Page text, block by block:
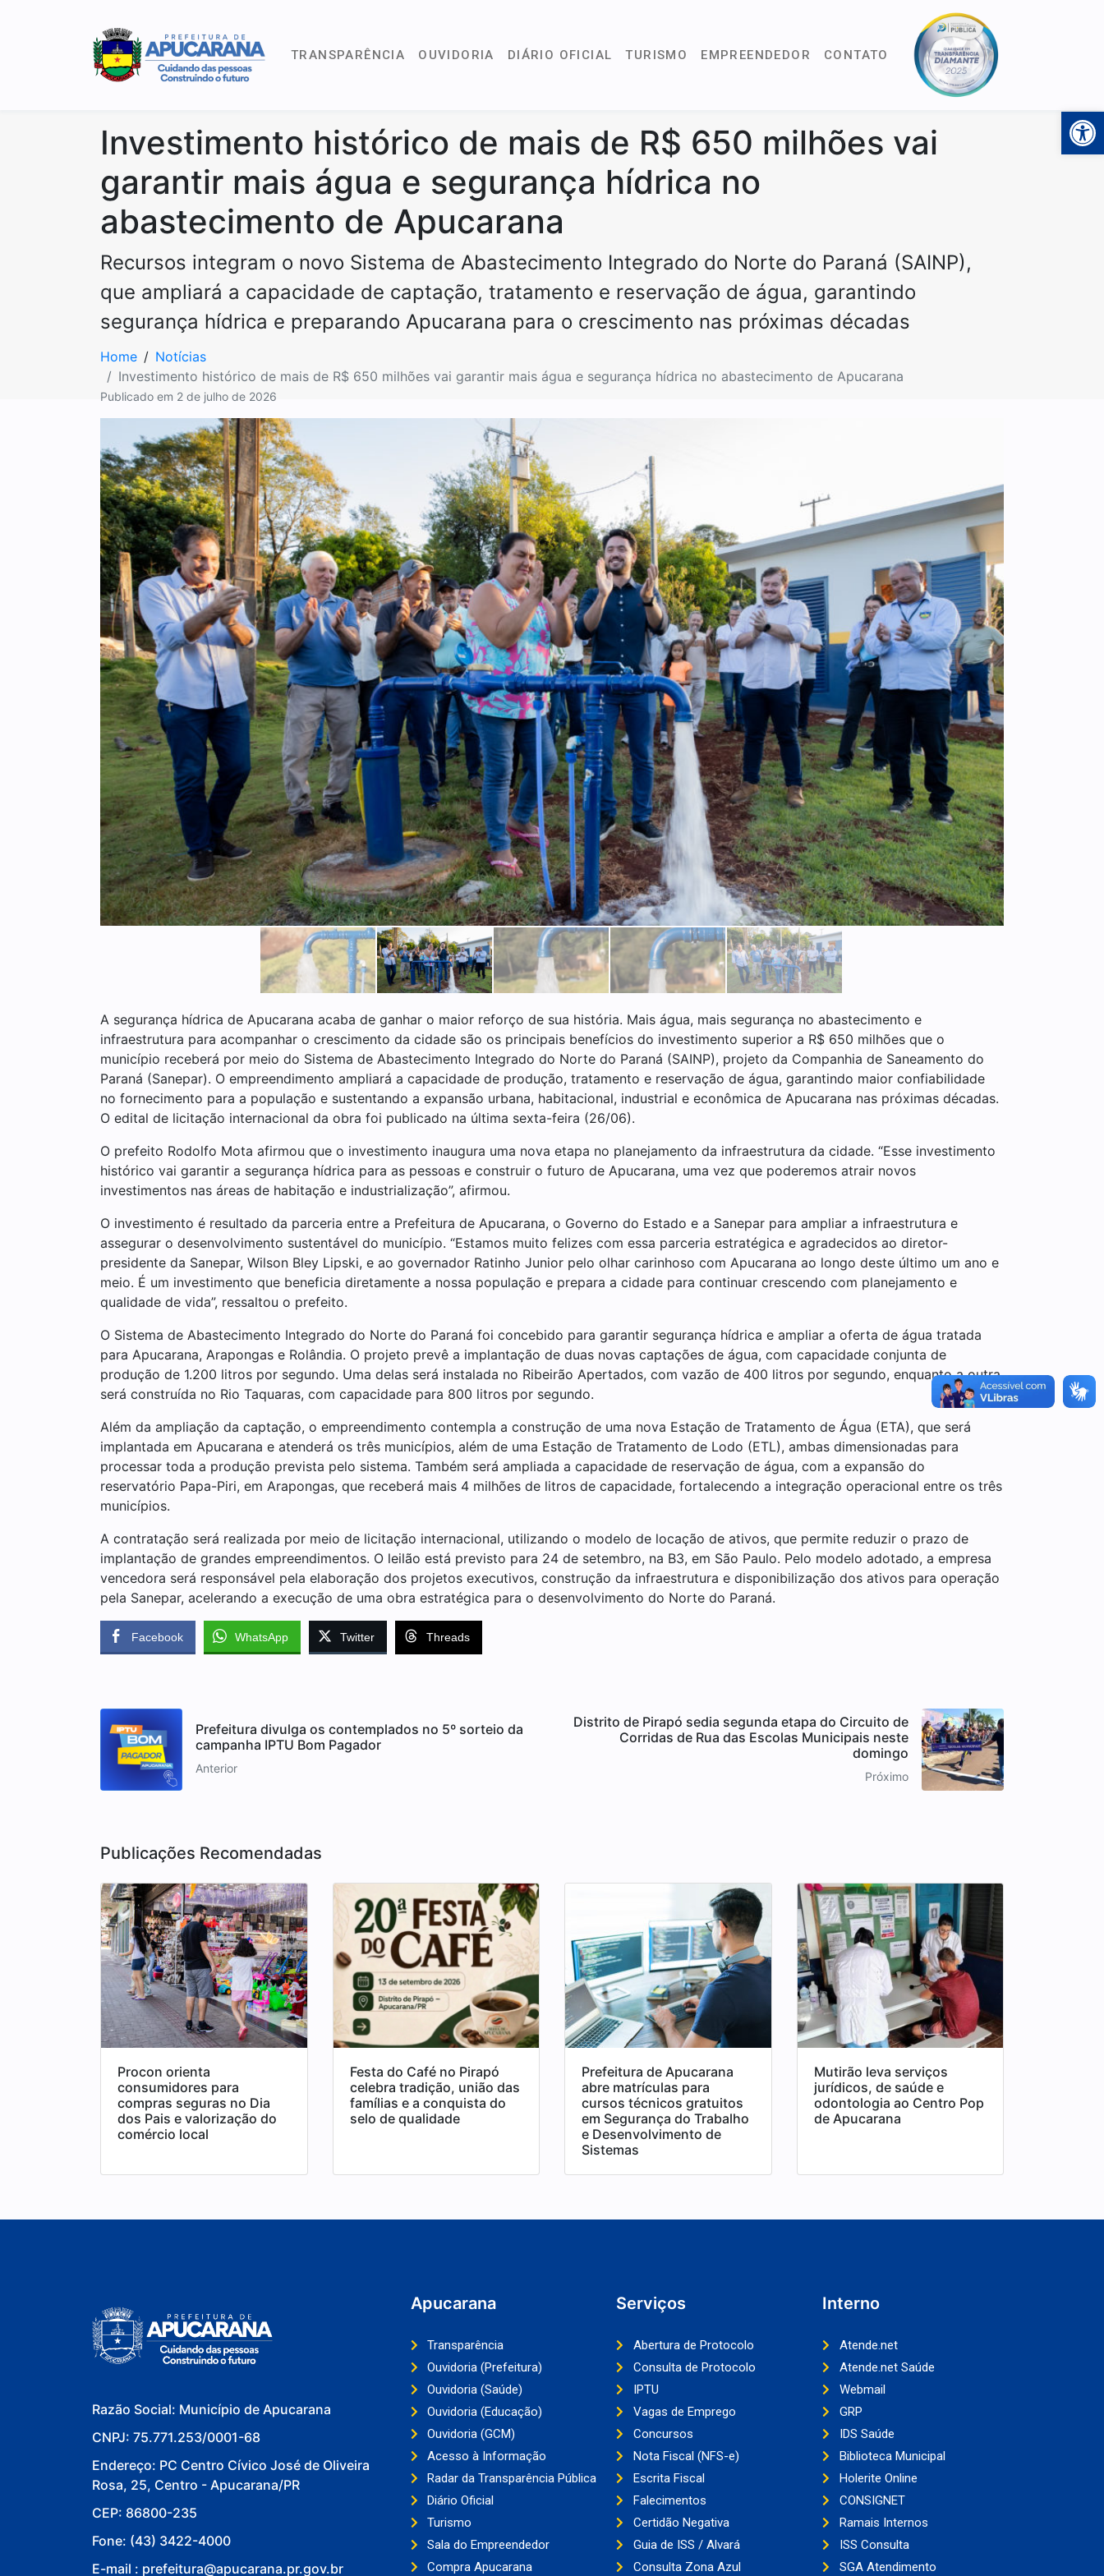
TRANSPARÊNCIA OUVIDORIA DIÁRIO OFICIAL TURISMO EMPREENDEDOR CONTATO
Investimento histórico de mais de R$ 650 milhões vai
garantir mais água e segurança hídrica no
abastecimento de Apucarana
Recursos integram o novo Sistema de Abastecimento Integrado do Norte do Paraná (SAINP),
que ampliará a capacidade de captação, tratamento e reservação de água, garantindo
segurança hídrica e preparando Apucarana para o crescimento nas próximas décadas
Home
Notícias
Investimento histórico de mais de R$ 650 milhões vai garantir mais água e segurança hídrica no abastecimento de Apucarana
Publicado em 2 de julho de 2026
A segurança hídrica de Apucarana acaba de ganhar o maior reforço de sua história. Mais água, mais segurança no abastecimento e
infraestrutura para acompanhar o crescimento da cidade são os principais benefícios do investimento superior a R$ 650 milhões que o
município receberá por meio do Sistema de Abastecimento Integrado do Norte do Paraná (SAINP), projeto da Companhia de Saneamento do
Paraná (Sanepar). O empreendimento ampliará a capacidade de produção, tratamento e reservação de água, garantindo maior confiabilidade
no fornecimento para a população e sustentando a expansão urbana, habitacional, industrial e econômica de Apucarana nas próximas décadas.
O edital de licitação internacional da obra foi publicado na última sexta-feira (26/06).
O prefeito Rodolfo Mota afirmou que o investimento inaugura uma nova etapa no planejamento da infraestrutura da cidade. “Esse investimento
histórico vai garantir a segurança hídrica para as pessoas e construir o futuro de Apucarana, uma vez que poderemos atrair novos
investimentos nas áreas de habitação e industrialização”, afirmou.
O investimento é resultado da parceria entre a Prefeitura de Apucarana, o Governo do Estado e a Sanepar para ampliar a infraestrutura e
assegurar o desenvolvimento sustentável do município. “Estamos muito felizes com essa parceria estratégica e agradecidos ao diretor-
presidente da Sanepar, Wilson Bley Lipski, e ao governador Ratinho Junior pelo olhar carinhoso com Apucarana ao longo deste último um ano e
meio. É um investimento que beneficia diretamente a nossa população e prepara a cidade para continuar crescendo com planejamento e
qualidade de vida”, ressaltou o prefeito.
O Sistema de Abastecimento Integrado do Norte do Paraná foi concebido para garantir segurança hídrica e ampliar a oferta de água tratada
para Apucarana, Arapongas e Rolândia. O projeto prevê a implantação de duas novas captações de água, com capacidade conjunta de
produção de 1.200 litros por segundo. Uma delas será instalada no Ribeirão Apertados, com vazão de 400 litros por segundo, enquanto a outra
será construída no Rio Taquaras, com capacidade para 800 litros por segundo.
Além da ampliação da captação, o empreendimento contempla a construção de uma nova Estação de Tratamento de Água (ETA), que será
implantada em Apucarana e atenderá os três municípios, além de uma Estação de Tratamento de Lodo (ETL), ambas dimensionadas para
processar toda a produção prevista pelo sistema. Também será ampliada a capacidade de reservação de água, com a expansão do
reservatório Papa-Piri, em Arapongas, que receberá mais 4 milhões de litros de capacidade, fortalecendo a integração operacional entre os três
municípios.
A contratação será realizada por meio de licitação internacional, utilizando o modelo de locação de ativos, que permite reduzir o prazo de
implantação de grandes empreendimentos. O leilão está previsto para 24 de setembro, na B3, em São Paulo. Pelo modelo adotado, a empresa
vencedora será responsável pela elaboração dos projetos executivos, construção da infraestrutura e disponibilização dos ativos para operação
pela Sanepar, acelerando a execução de uma obra estratégica para o desenvolvimento do Norte do Paraná.
Facebook WhatsApp Twitter Threads
Prefeitura divulga os contemplados no 5º sorteio da
campanha IPTU Bom Pagador
Anterior
Distrito de Pirapó sedia segunda etapa do Circuito de
Corridas de Rua das Escolas Municipais neste
domingo
Próximo
Publicações Recomendadas
Procon orienta
consumidores para
compras seguras no Dia
dos Pais e valorização do
comércio local
Festa do Café no Pirapó
celebra tradição, união das
famílias e a conquista do
selo de qualidade
Prefeitura de Apucarana
abre matrículas para
cursos técnicos gratuitos
em Segurança do Trabalho
e Desenvolvimento de
Sistemas
Mutirão leva serviços
jurídicos, de saúde e
odontologia ao Centro Pop
de Apucarana
Razão Social: Município de Apucarana
CNPJ: 75.771.253/0001-68
Endereço: PC Centro Cívico José de Oliveira
Rosa, 25, Centro - Apucarana/PR
CEP: 86800-235
Fone: (43) 3422-4000
E-mail : prefeitura@apucarana.pr.gov.br
Apucarana
Transparência
Ouvidoria (Prefeitura)
Ouvidoria (Saúde)
Ouvidoria (Educação)
Ouvidoria (GCM)
Acesso à Informação
Radar da Transparência Pública
Diário Oficial
Turismo
Sala do Empreendedor
Compra Apucarana
Serviços
Abertura de Protocolo
Consulta de Protocolo
IPTU
Vagas de Emprego
Concursos
Nota Fiscal (NFS-e)
Escrita Fiscal
Falecimentos
Certidão Negativa
Guia de ISS / Alvará
Consulta Zona Azul
Interno
Atende.net
Atende.net Saúde
Webmail
GRP
IDS Saúde
Biblioteca Municipal
Holerite Online
CONSIGNET
Ramais Internos
ISS Consulta
SGA Atendimento